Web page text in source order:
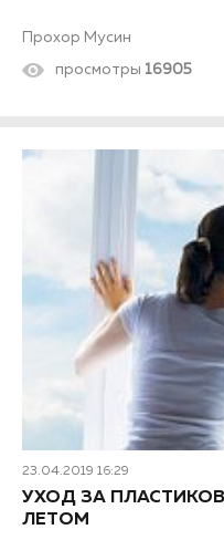
Прохор Мусин
просмотры 16905
23.04.2019 16:29
УХОД ЗА
ЛЕТОМ